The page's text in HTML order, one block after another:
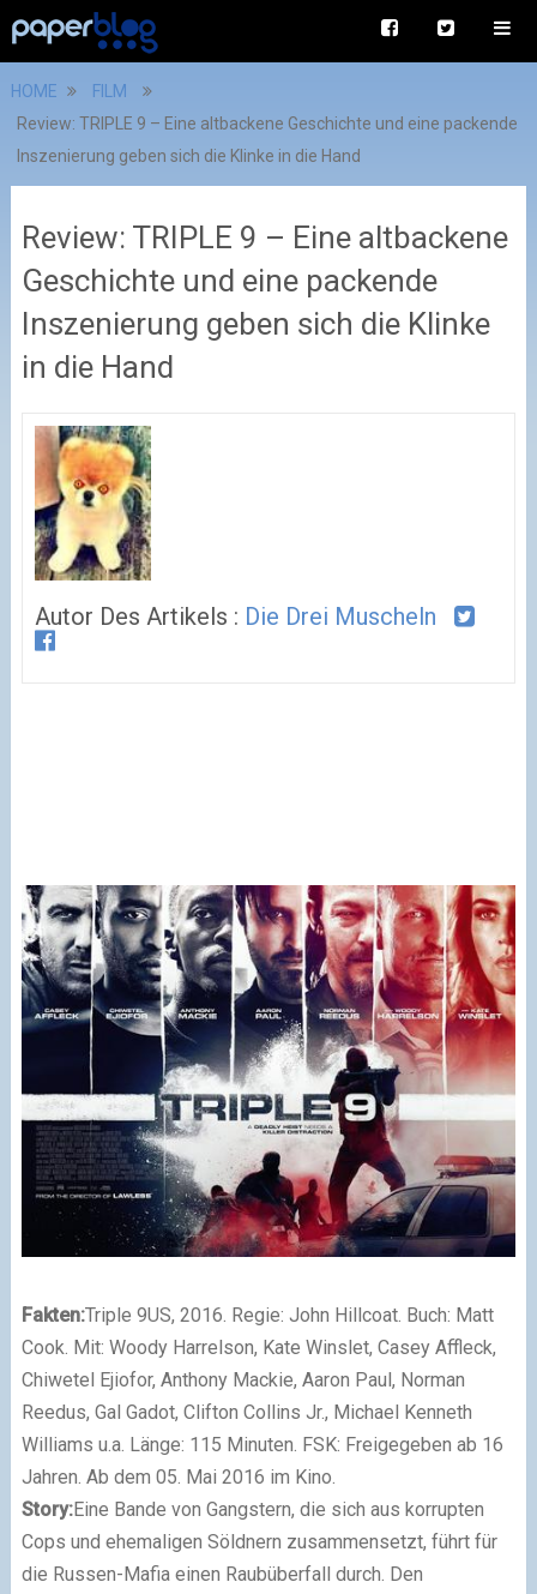
HOME
FILM
Review: TRIPLE 9 – Eine altbackene Geschichte und eine packende
Inszenierung geben sich die Klinke in die Hand
Review: TRIPLE 9 – Eine altbackene
Geschichte und eine packende
Inszenierung geben sich die Klinke
in die Hand
Autor Des Artikels : Die Drei Muscheln
Fakten:Triple 9US, 2016. Regie: John Hillcoat. Buch: Matt
Cook. Mit: Woody Harrelson, Kate Winslet, Casey Affleck,
Chiwetel Ejiofor, Anthony Mackie, Aaron Paul, Norman
Reedus, Gal Gadot, Clifton Collins Jr., Michael Kenneth
Williams u.a. Länge: 115 Minuten. FSK: Freigegeben ab 16
Jahren. Ab dem 05. Mai 2016 im Kino.
Story:Eine Bande von Gangstern, die sich aus korrupten
Cops und ehemaligen Söldnern zusammensetzt, führt für
die Russen-Mafia einen Raubüberfall durch. Den